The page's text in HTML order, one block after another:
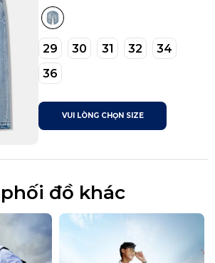
29 30 31 32
34
36
VUI LÒNG CHỌN SIZE
đồ khác